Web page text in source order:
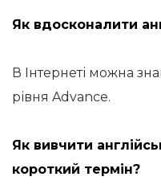
Як вдосконалити
В Інтернеті можна
рівня Advance.
Як вивчити
короткий термін?